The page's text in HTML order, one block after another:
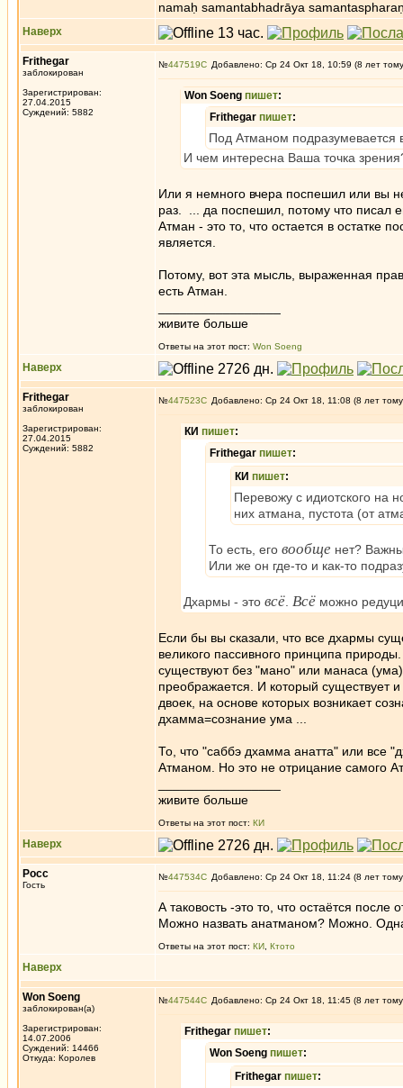
namaḥ samantabhadrāya
Наверх
Frithegar
заблокирован
Зарегистрирован:
27.04.2015
Суждений: 5882
№447519 Добавлено: Ср 24 Окт 18, 10:59 (8 лет
Won Soeng пишет:
Frithegar пишет:
Под Атманом подразумевается
И чем интересна Ваша точка
Или я немного вчера поспешил или вы
раз. ... да поспешил, потому что писал
Атман - это то, что остается в остатке
является.
Потому, вот эта мысль, выраженная
есть Атман.
живите больше
Ответы на этот пост: Won Soeng
Наверх
Frithegar
заблокирован
Зарегистрирован:
27.04.2015
Суждений: 5882
№447523 Добавлено: Ср 24 Окт 18, 11:08 (8 лет
КИ пишет:
Frithegar пишет:
КИ пишет:
Перевожу с идиотского на
них атмана, пустота (от
То есть, его вообще нет?
Или же он где-то и как-то
Дхармы - это всё Всё можно
Если бы вы сказали, что все дхармы
великого пассивного принципа
существуют без "мано" или манаса
преображается. И который существует
двоек, на основе которых возникает
дхамма=сознание ума ...
То, что "саббэ дхамма анатта" или все
Атманом. Но это не отрицание самого
живите больше
Ответы на этот пост: КИ
Наверх
Росс
Гость
№447534 Добавлено: Ср 24 Окт 18, 11:24 (8 лет
А таковость -это то, что остаётся
Можно назвать анатманом? Можно.
Ответы на этот пост: КИ Ктото
Наверх
Won Soeng
заблокирован(а)
Зарегистрирован:
14.07.2006
Суждений: 14466
Откуда: Королев
№447544 Добавлено: Ср 24 Окт 18, 11:45 (8 лет
Frithegar пишет:
Won Soeng пишет:
Frithegar пишет: